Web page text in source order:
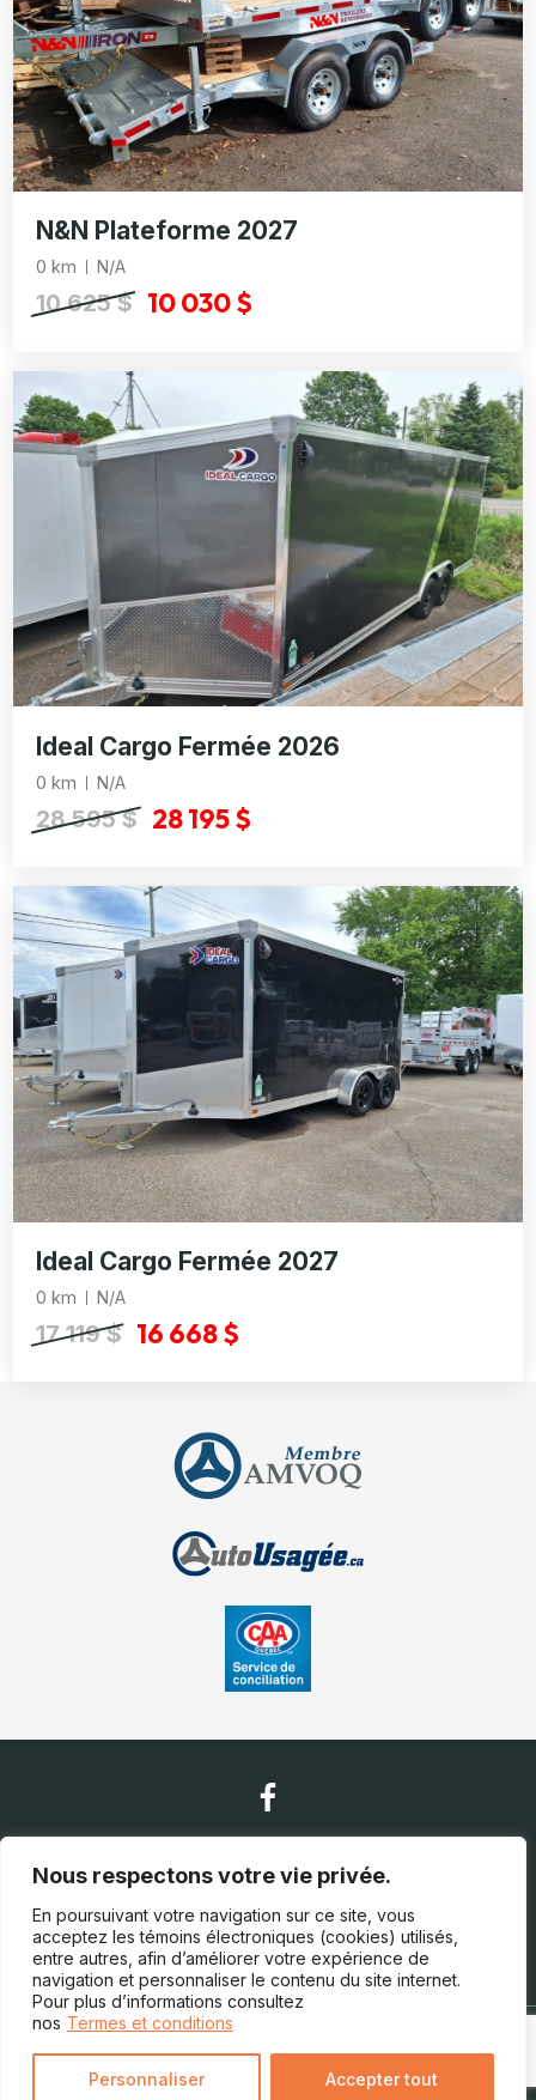
Nous respectons votre vie privée.
En poursuivant votre navigation sur ce site, vous
acceptez les témoins électroniques (cookies) utilisés,
entre autres, afin d’améliorer votre expérience de
navigation et personnaliser le contenu du site internet.
Pour plus d’informations consultez
nos Termes et conditions
Personnaliser Accepter tout
N&N Plateforme 2027
0 km N/A
10 625 $ 10 030 $
Ideal Cargo Fermée 2026
0 km N/A
28 595 $ 28 195 $
Ideal Cargo Fermée 2027
0 km N/A
17 119 $ 16 668 $
Nous contacter
(450) 759-0472
Termes et conditions| © Tous droits réservés 2026
Association des marchands de véhicules d'occasion du
Québec AMVOQ ne se tient pas responsable du contenu,